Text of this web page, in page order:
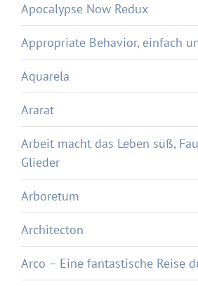
Apocalypse Now Redux
Appropriate Behavior, einfach
Aquarela
Ararat
Arbeit macht das Leben süß,
Glieder
Arboretum
Architecton
Arco – Eine fantastische Reise